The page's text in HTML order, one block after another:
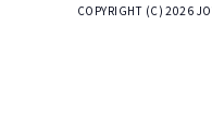
COPYRIGHT (C) 2026